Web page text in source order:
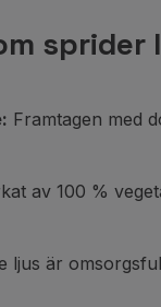
sprider
Framtagen med
av 100 %
ljus är